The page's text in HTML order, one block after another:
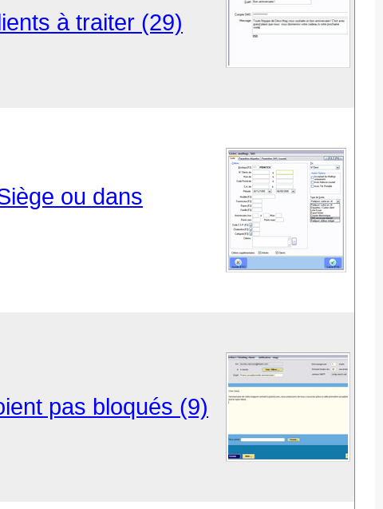
à traiter (29)
ou dans
pas bloqués (9)